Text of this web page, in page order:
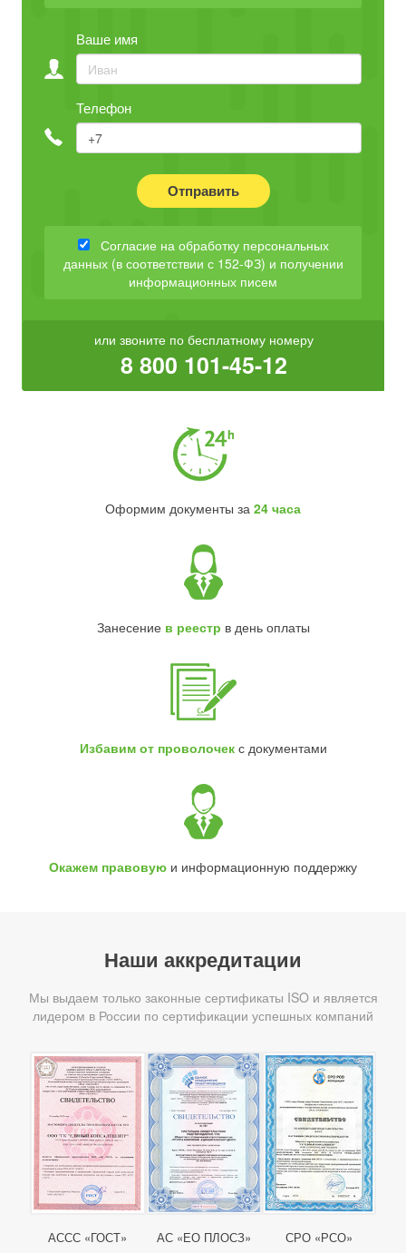
Ваше имя
Телефон
Отправить
Согласие на обработку персональных
данных (в соответствии с 152-ФЗ) и получении
информационных писем
или звоните по бесплатному номеру
8 800 101-45-12
Оформим документы за 24 часа
Занесение в реестр в день оплаты
Избавим от проволочекс документами
Окажем правовую и информационную поддержку
Наши аккредитации
Мы выдаем только законные сертификаты ISO и является
лидером в России по сертификации успешных компаний
АССС «ГОСТ» АС «ЕО ПЛОСЗ» СРО «РСО»